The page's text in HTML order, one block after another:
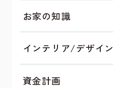
お家の知識
インテリア/デザイン
資金計画